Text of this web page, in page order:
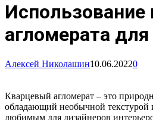
Использование
агломерата
Алексей Николашин10.06.20220
Кварцевый агломерат – это
обладающий необычной текстурой
любимым для дизайнеров